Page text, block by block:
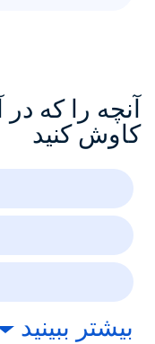
آنچه را که
کاوش کنید
بیشتر ببینید